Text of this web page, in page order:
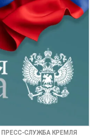
СЛУЖБА КРЕМЛЯ